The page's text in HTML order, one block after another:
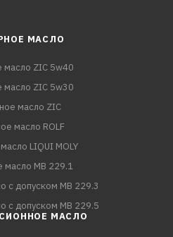
МАСЛО
масло ZIC 5w40
масло ZIC 5w30
масло ZIC
масло ROLF
LIQUI MOLY
масло MB 229.1
с допуском MB 229.3
с допуском MB 229.5
МАСЛО